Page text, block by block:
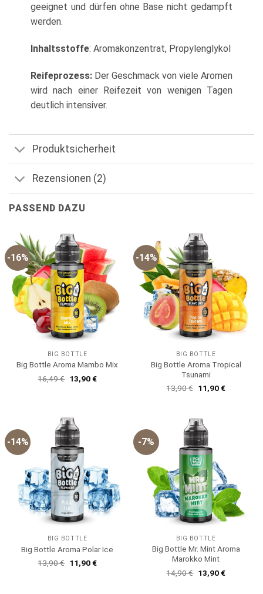
geeignet und dürfen ohne Base nicht gedampft
werden.
Inhaltsstoffe: Aromakonzentrat, Propylenglykol
Reifeprozess:Der Geschmack von viele Aromen
wird nach einer Reifezeit von wenigen Tagen
deutlich intensiver.
Produktsicherheit
Rezensionen (2)
PASSEND DAZU
-16%
BIG BOTTLE
Big Bottle Aroma Mambo Mix
16,49€ Ursprünglicher
Preis
13,90€Aktueller
-14%
BIG BOTTLE
Big Bottle Aroma Tropical
Tsunami
13,90€ Ursprünglicher
Preis
11,90€Aktueller
-14%
BIG BOTTLE
Big Bottle Aroma Polar Ice
13,90€ Ursprünglicher
Preis
11,90€Aktueller
-7%
BIG BOTTLE
Big Bottle Mr. Mint Aroma
Marokko Mint
14,90€ Ursprünglicher
Preis
13,90€Aktueller